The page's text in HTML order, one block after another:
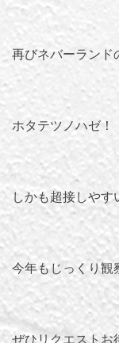
再びネバーランド
ホタテツノハゼ！
しかも超接しやす
今年もじっくり観
ぜひリクエスト